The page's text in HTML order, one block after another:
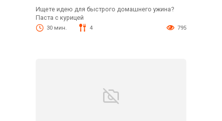
Ищете идею для быстрого домашнего ужина?
Паста с курицей
30 мин. 4 795